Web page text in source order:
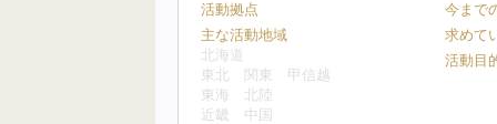
活動拠点
主な活動地域
北海道
東北
関東
甲信越
東海
北陸
近畿
中国
今まで
求めて
活動目